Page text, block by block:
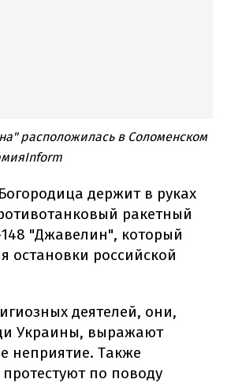
расположилась в Соломенском
держит в руках
ракетный
148 "Джавелин", который
остановки российской
деятелей, они,
Украины, выражают
неприятие. Также
по поводу